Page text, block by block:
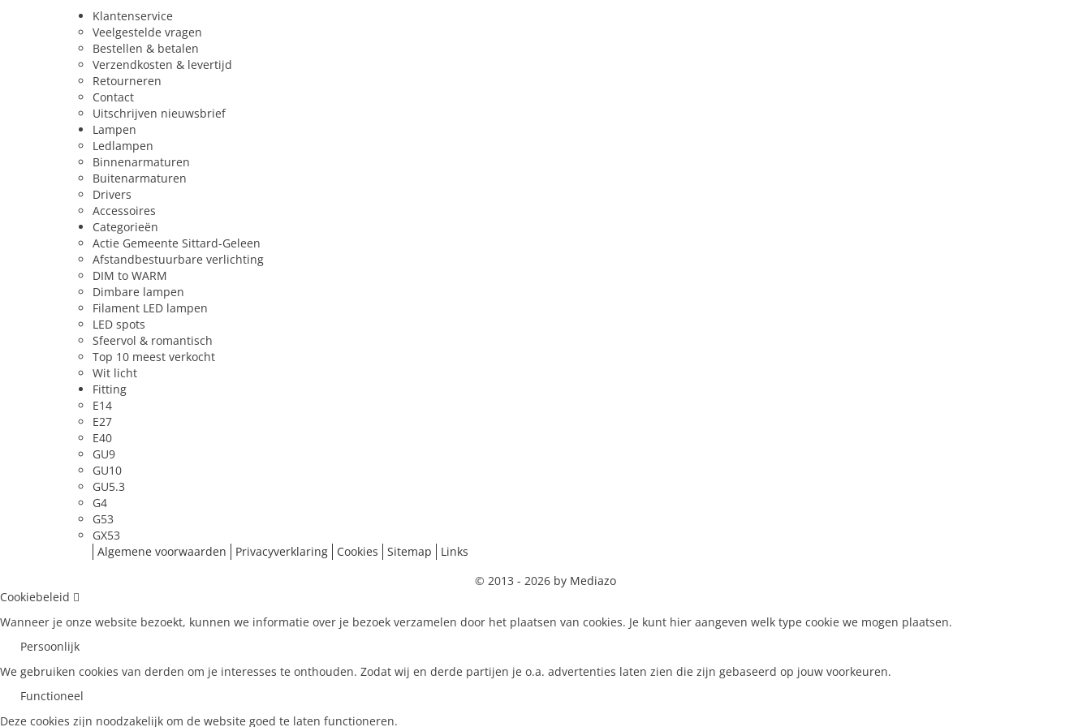
Klantenservice
Veelgestelde vragen
Bestellen & betalen
Verzendkosten & levertijd
Retourneren
Contact
Uitschrijven nieuwsbrief
Lampen
Ledlampen
Binnenarmaturen
Buitenarmaturen
Drivers
Accessoires
Categorieën
Actie Gemeente Sittard-Geleen
Afstandbestuurbare verlichting
DIM to WARM
Dimbare lampen
Filament LED lampen
LED spots
Sfeervol & romantisch
Top 10 meest verkocht
Wit licht
Fitting
E14
E27
E40
GU9
GU10
GU5.3
G4
G53
GX53
Algemene voorwaarden
Privacyverklaring Cookies Sitemap
Links
© 2013 - 2026 by Mediazo
Cookiebeleid
Wanneer je onze website bezoekt, kunnen we informatie over je bezoek verzamelen door het plaatsen van cookies. Je kunt hier aangeven welk type cookie we mogen plaatsen.
Persoonlijk
We gebruiken cookies van derden om je interesses te onthouden. Zodat wij en derde partijen je o.a. advertenties laten zien die zijn gebaseerd op jouw voorkeuren.
Functioneel
Deze cookies zijn noodzakelijk om de website goed te laten functioneren.